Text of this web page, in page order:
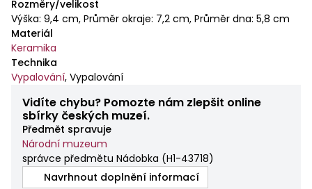
Rozměry/velikost
Výška: 9,4 cm, Průměr okraje: 7,2 cm, Průměr dna: 5,8 cm
Materiál
Keramika
Technika
Vypalování, Vypalování
Vidíte chybu? Pomozte nám zlepšit online
sbírky českých muzeí.
Předmět spravuje
Národní muzeum
správce předmětu Nádobka (H1-43718)
Navrhnout doplnění informací